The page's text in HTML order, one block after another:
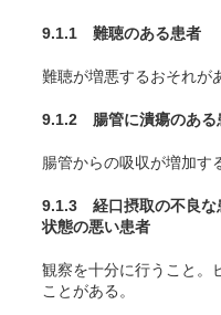
9.1.1 難聴のある患者
難聴が増悪するおそれが
9.1.2 腸管に潰瘍のある
腸管からの吸収が増加す
9.1.3 経口摂取の不良な
状態の悪い患者
観察を十分に行うこと。
ことがある。